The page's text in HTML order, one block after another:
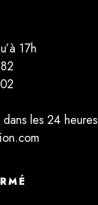
17h
les 24 heures